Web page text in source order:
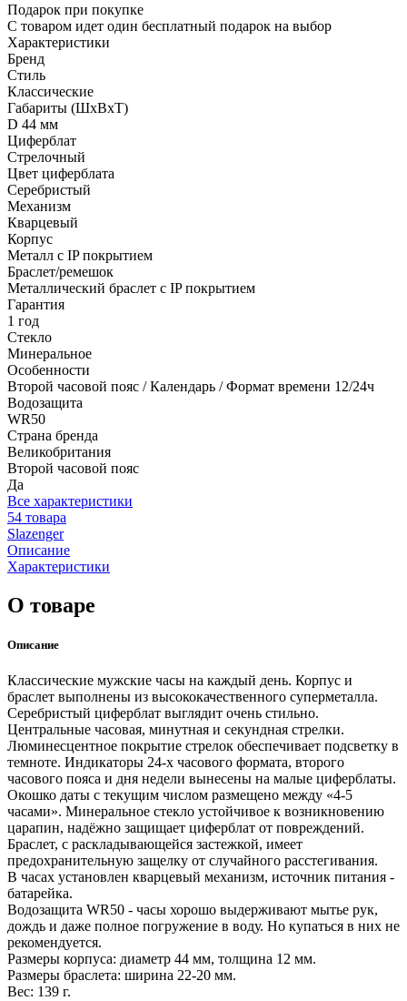
Подарок при покупке
С товаром идет один бесплатный подарок на выбор
Характеристики
Бренд
Стиль
Классические
Габариты (ШхВхТ)
D 44 мм
Циферблат
Стрелочный
Цвет циферблата
Серебристый
Механизм
Кварцевый
Корпус
Металл с IP покрытием
Браслет/ремешок
Металлический браслет с IP покрытием
Гарантия
1 год
Стекло
Минеральное
Особенности
Второй часовой пояс / Календарь / Формат времени 12/24ч
Водозащита
WR50
Страна бренда
Великобритания
Второй часовой пояс
Да
Все характеристики
54 товара
Slazenger
Описание
Характеристики
О товаре
Описание
Классические мужские часы на каждый день. Корпус и
браслет выполнены из высококачественного суперметалла.
Серебристый циферблат выглядит очень стильно.
Центральные часовая, минутная и секундная стрелки.
Люминесцентное покрытие стрелок обеспечивает подсветку в
темноте. Индикаторы 24-х часового формата, второго
часового пояса и дня недели вынесены на малые циферблаты.
Окошко даты с текущим числом размещено между «4-5
часами». Минеральное стекло устойчивое к возникновению
царапин, надёжно защищает циферблат от повреждений.
Браслет, с раскладывающейся застежкой, имеет
предохранительную защелку от случайного расстегивания.
В часах установлен кварцевый механизм, источник питания -
батарейка.
Водозащита WR50 - часы хорошо выдерживают мытье рук,
дождь и даже полное погружение в воду. Но купаться в них не
рекомендуется.
Размеры корпуса: диаметр 44 мм, толщина 12 мм.
Размеры браслета: ширина 22-20 мм.
Вес: 139 г.